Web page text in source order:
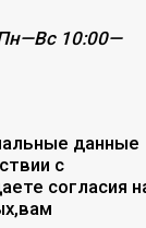
10:00—
данные
с
согласия